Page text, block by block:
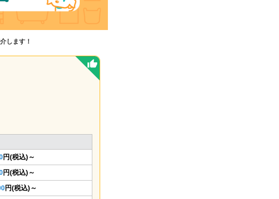
します！
円(税込)～
円(税込)～
円(税込)～